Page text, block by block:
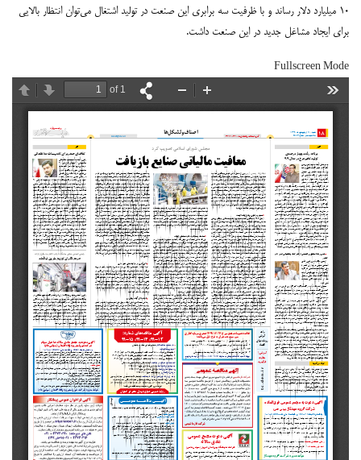
۱۰ میلیارد دلار رساند و با ظرفیت سه برابری این صنعت در تولید اشتغال می‌توان انتظار بالایی
برای ایجاد مشاغل جدید در این صنعت داشت.
Fullscreen Mode